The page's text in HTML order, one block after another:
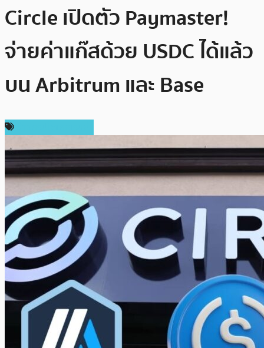
Circle เปิดตัว Paymaster!
จ่ายค่าแก๊สด้วย USDC ได้แล้ว
บน Arbitrum และ Base